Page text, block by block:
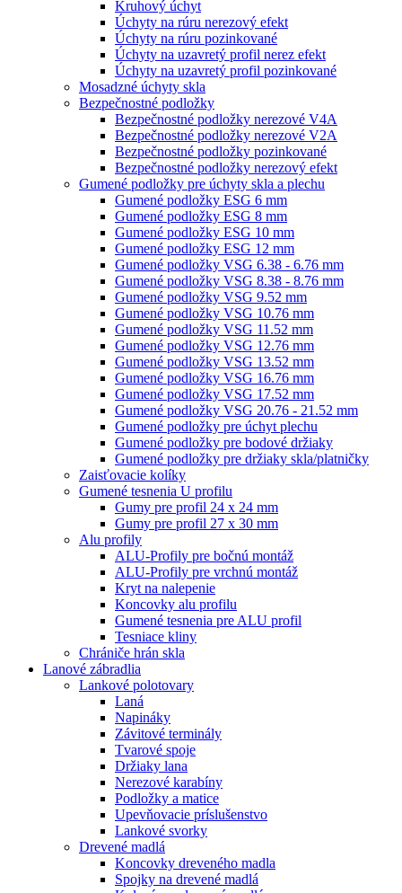
Kruhový úchyt
Úchyty na rúru nerezový efekt
Úchyty na rúru pozinkované
Úchyty na uzavretý profil nerez efekt
Úchyty na uzavretý profil pozinkované
Mosadzné úchyty skla
Bezpečnostné podložky
Bezpečnostné podložky nerezové V4A
Bezpečnostné podložky nerezové V2A
Bezpečnostné podložky pozinkované
Bezpečnostné podložky nerezový efekt
Gumené podložky pre úchyty skla a plechu
Gumené podložky ESG 6 mm
Gumené podložky ESG 8 mm
Gumené podložky ESG 10 mm
Gumené podložky ESG 12 mm
Gumené podložky VSG 6.38 - 6.76 mm
Gumené podložky VSG 8.38 - 8.76 mm
Gumené podložky VSG 9.52 mm
Gumené podložky VSG 10.76 mm
Gumené podložky VSG 11.52 mm
Gumené podložky VSG 12.76 mm
Gumené podložky VSG 13.52 mm
Gumené podložky VSG 16.76 mm
Gumené podložky VSG 17.52 mm
Gumené podložky VSG 20.76 - 21.52 mm
Gumené podložky pre úchyt plechu
Gumené podložky pre bodové držiaky
Gumené podložky pre držiaky skla/platničky
Zaisťovacie kolíky
Gumené tesnenia U profilu
Gumy pre profil 24 x 24 mm
Gumy pre profil 27 x 30 mm
Alu profily
ALU-Profily pre bočnú montáž
ALU-Profily pre vrchnú montáž
Kryt na nalepenie
Koncovky alu profilu
Gumené tesnenia pre ALU profil
Tesniace kliny
Chrániče hrán skla
Lanové zábradlia
Lankové polotovary
Laná
Napináky
Závitové terminály
Tvarové spoje
Držiaky lana
Nerezové karabíny
Podložky a matice
Upevňovacie príslušenstvo
Lankové svorky
Drevené madlá
Koncovky dreveného madla
Spojky na drevené madlá